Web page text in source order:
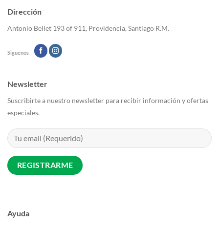
Dirección
Antonio Bellet 193 of 911, Providencia, Santiago R.M.
Siguenos
Ayuda
Newsletter
Suscribirte a nuestro newsletter para recibir información y ofertas
especiales.